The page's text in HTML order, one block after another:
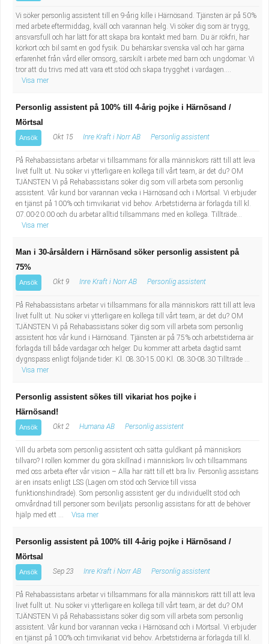
Vi söker personlig assistent till en 9-årig kille i Härnösand. Tjänsten är på 50%
med arbete eftermiddag, kväll och varannan helg. Vi söker dig som är trygg,
ansvarsfull och har lätt för att skapa bra kontakt med barn. Du är rökfri, har
körkort och bil samt en god fysik. Du behärskar svenska väl och har gärna
erfarenhet från vård eller omsorg, särskilt i arbete med barn och ungdomar. Vi
tror att du trivs med att vara ett stöd och skapa trygghet i vardagen....
Visa mer
Personlig assistent på 100% till 4-årig pojke i Härnösand /
Mörtsal
Ansök Okt 15 Inre Kraft i Norr AB Personlig assistent
På Rehabassistans arbetar vi tillsammans för alla människors rätt till att leva
livet fullt ut. Nu söker vi ytterligare en kollega till vårt team, är det du? OM
TJÄNSTEN Vi på Rehabassistans söker dig som vill arbeta som personlig
assistent. Vår kund bor varannan vecka i Härnösand och i Mörtsal. Vi erbjuder
en tjänst på 100% och timvikariat vid behov. Arbetstiderna är förlagda till kl.
07.00-20.00 och du arbetar alltid tillsammans med en kollega. Tillträde...
Visa mer
Man i 30-årsåldern i Härnösand söker personlig assistent på
75%
Ansök Okt 9 Inre Kraft i Norr AB Personlig assistent
På Rehabassistans arbetar vi tillsammans för alla människors rätt till att leva
livet fullt ut. Nu söker vi ytterligare en kollega till vårt team, är det du? OM
TJÄNSTEN Vi på Rehabassistans söker dig som vill arbeta som personlig
assistent hos vår kund i Härnösand. Tjänsten är på 75% och arbetstiderna är
förlagda till både vardagar och helger. Du kommer att arbeta dagtid samt
dygnspass enligt följande tider: Kl. 08.30-15.00 Kl. 08.30-08.30 Tillträde ...
Visa mer
Personlig assistent sökes till vikariat hos pojke i
Härnösand!
Ansök Okt 2 Humana AB Personlig assistent
Vill du arbeta som personlig assistent och sätta guldkant på människors
tillvaro? I rollen kommer du göra skillnad i människors liv och tillsammans
med oss arbeta efter vår vision – Alla har rätt till ett bra liv. Personlig assistans
är en insats enligt LSS (Lagen om stöd och Service till vissa
funktionshindrade). Som personlig assistent ger du individuellt stöd och
omvårdnad till personer som beviljats personlig assistans för att de behöver
hjälp med ett ...
Visa mer
Personlig assistent på 100% till 4-årig pojke i Härnösand /
Mörtsal
Ansök Sep 23 Inre Kraft i Norr AB Personlig assistent
På Rehabassistans arbetar vi tillsammans för alla människors rätt till att leva
livet fullt ut. Nu söker vi ytterligare en kollega till vårt team, är det du? OM
TJÄNSTEN Vi på Rehabassistans söker dig som vill arbeta som personlig
assistent. Vår kund bor varannan vecka i Härnösand och i Mörtsal. Vi erbjuder
en tjänst på 100% och timvikariat vid behov. Arbetstiderna är förlagda till kl.